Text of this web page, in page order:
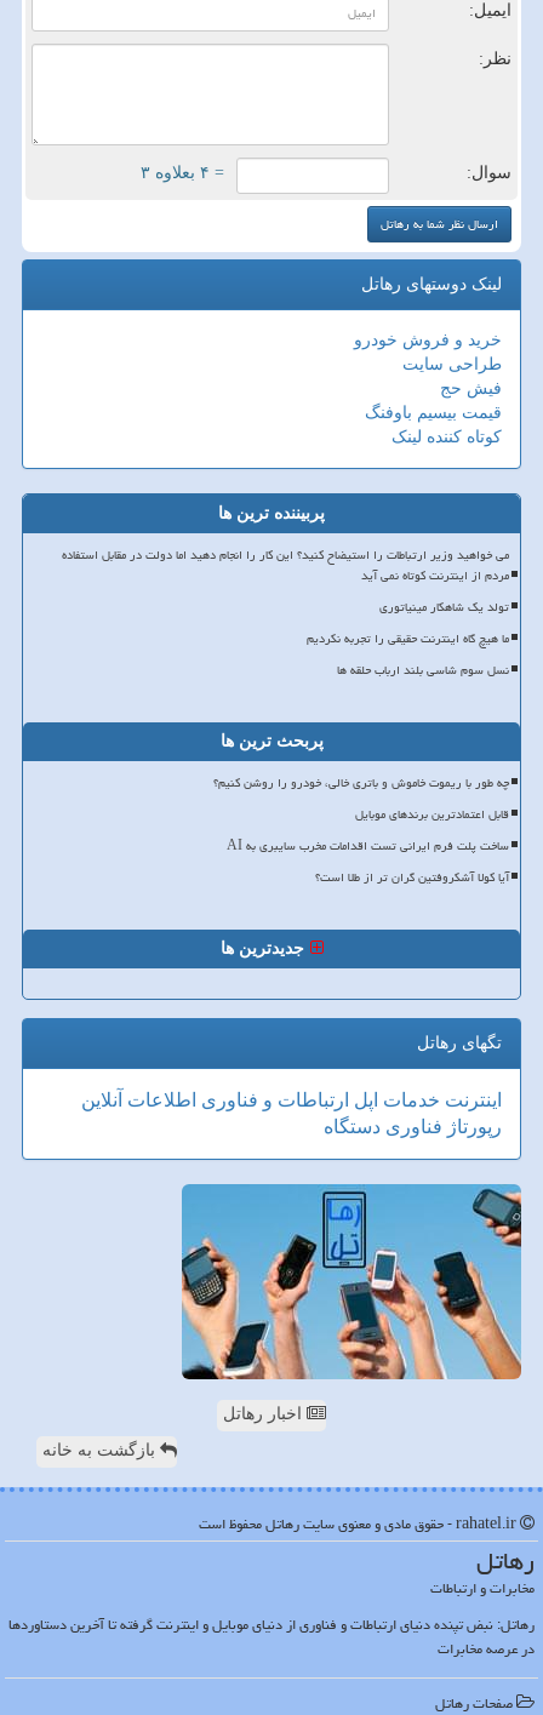
ایمیل:
نظر:
سوال: = ۴ بعلاوه ۳
لینک دوستهای رهاتل
خرید و فروش خودرو
طراحی سایت
فیش حج
قیمت بیسیم باوفنگ
کوتاه کننده لینک
پربیننده ترین ها
می خواهید وزیر ارتباطات را استیضاح کنید؟ این کار را انجام دهید اما دولت در مقابل استفاده
مردم از اینترنت کوتاه نمی آید
تولد یک شاهکار مینیاتوری
ما هیچ گاه اینترنت حقیقی را تجربه نکردیم
نسل سوم شاسی بلند ارباب حلقه ها
پربحث ترین ها
چه طور با ریموت خاموش و باتری خالی، خودرو را روشن کنیم؟
قابل اعتمادترین برندهای موبایل
ساخت پلت فرم ایرانی تست اقدامات مخرب سایبری به AI
آیا کولا آشکروفتین گران تر از طلا است؟
جدیدترین ها
تگهای رهاتل
اینترنت خدمات اپل ارتباطات و فناوری اطلاعات آنلاین
رپورتاژ فناوری دستگاه
اخبار رهاتل
بازگشت به خانه
رهاتل
مخابرات و ارتباطات
رهاتل: نبض تپنده دنیای ارتباطات و فناوری از دنیای موبایل و اینترنت گرفته تا آخرین دستاوردها
در عرصه مخابرات
صفحات رهاتل